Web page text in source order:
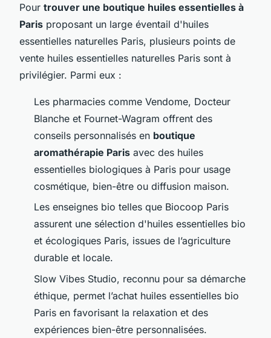
Pour trouver une boutique huiles essentielles à
Paris proposant un large éventail d'huiles
essentielles naturelles Paris, plusieurs points de
vente huiles essentielles naturelles Paris sont à
privilégier. Parmi eux :
Les pharmacies comme Vendome, Docteur
Blanche et Fournet-Wagram offrent des
conseils personnalisés en boutique
aromathérapie Paris avec des huiles
essentielles biologiques à Paris pour usage
cosmétique, bien-être ou diffusion maison.
Les enseignes bio telles que Biocoop Paris
assurent une sélection d'huiles essentielles bio
et écologiques Paris, issues de l’agriculture
durable et locale.
Slow Vibes Studio, reconnu pour sa démarche
éthique, permet l’achat huiles essentielles bio
Paris en favorisant la relaxation et des
expériences bien-être personnalisées.